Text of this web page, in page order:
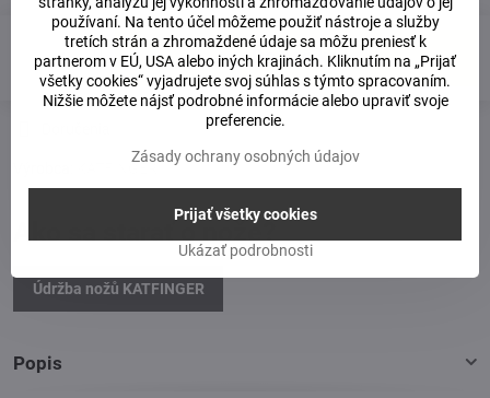
Do košíka
KATFINGER
Ako sa starať o nože?
Údržba nožů KATFINGER
Popis
používaní. Na tento účel môžeme použiť nástroje a služby
tretích strán a zhromaždené údaje sa môžu preniesť k
partnerom v EÚ, USA alebo iných krajinách. Kliknutím na „Prijať
všetky cookies“ vyjadrujete svoj súhlas s týmto spracovaním.
Nižšie môžete nájsť podrobné informácie alebo upraviť svoje
preferencie.
Zásady ochrany osobných údajov
Ukázať podrobnosti
Prijať všetky cookies